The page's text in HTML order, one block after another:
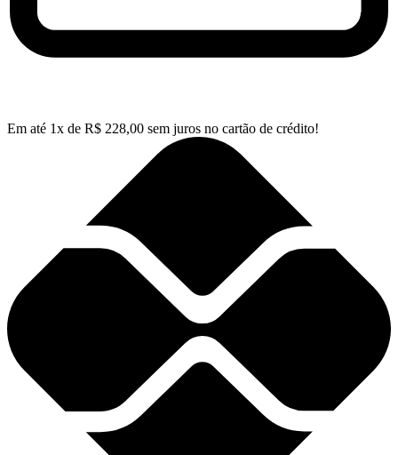
Em até 1x de R$ 228,00 sem juros no cartão de crédito!